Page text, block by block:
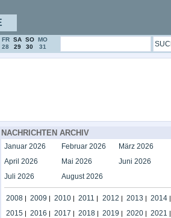
NACHRICHTEN ARCHIV
Januar 2026 Februar 2026
März 2026
April 2026
Mai 2026
Juni 2026
Juli 2026
August 2026
2008| 2009 | 2010| 2011 | 2012 | 2013 | 2014|
2015| 2016 | 2017 | 2018| 2019 | 2020| 2021 |
FR
28
SA
29
SO
30
MO
31